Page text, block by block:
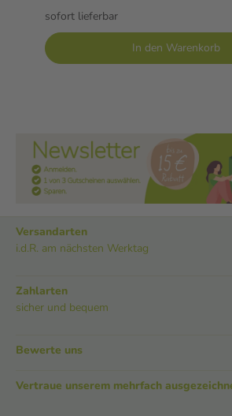
sofort lieferbar
In den Warenkorb
Versandarten
i.d.R. am nächsten Werktag
Zahlarten
sicher und bequem
Bewerte uns
Vertraue unserem mehrfach